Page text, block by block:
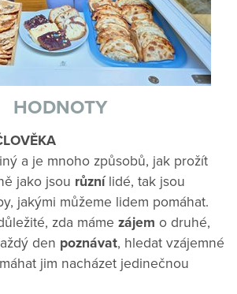
HODNOTY
a je mnoho způsobů, jak prožít
jako jsou různílidé, tak jsou
jakými můžeme lidem pomáhat.
zda máme zájem o druhé,
den poznávat, hledat vzájemné
jim nacházet jedinečnou